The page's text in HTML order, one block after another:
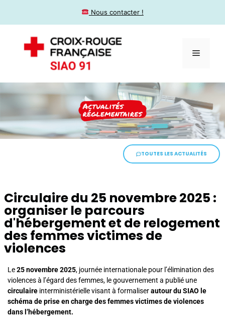
​ Nous contacter !
TOUTES LES ACTUALITÉS
Circulaire du 25 novembre 2025 :
organiser le parcours
d'hébergement et de relogement
des femmes victimes de
violences
Le25 novembre 2025, journée internationale pour l’élimination des
violences à l’égard des femmes, le gouvernement a publié une
circulaire interministérielle visant à formaliserautour du SIAO le
schéma de prise en charge des femmes victimes de violences
dans l’hébergement.